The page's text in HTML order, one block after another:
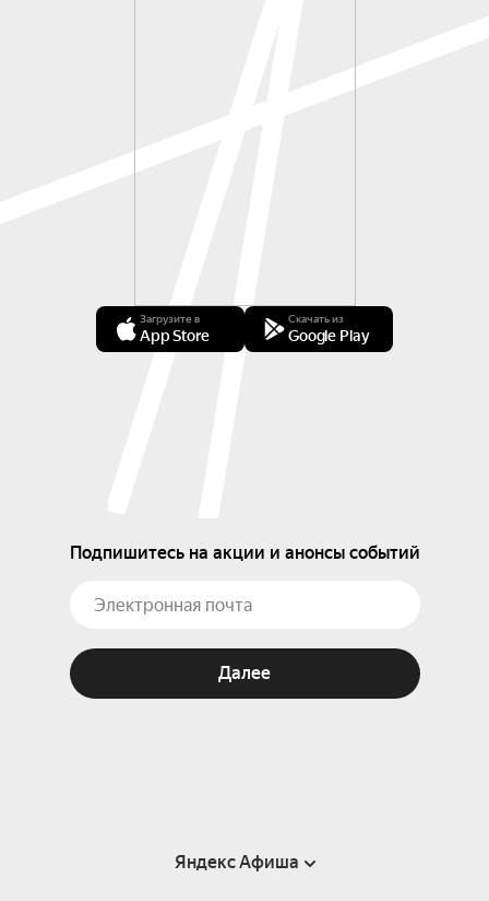
Загрузите в
App Store
Скачать из
Google Play
Подпишитесь на акции и анонсы событий
Далее
Яндекс Афиша